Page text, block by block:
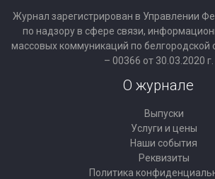
Журнал зарегистрирован в Управлении
по надзору в сфере связи,
массовых коммуникаций по белгородской
– 00366 от 30.03.2020 г.
О журнале
Выпуски
Услуги и цены
Наши события
Реквизиты
Политика